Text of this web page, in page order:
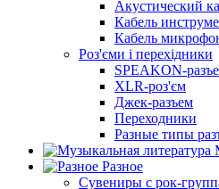
Акустический
Кабель
Кабель
Роз'єми і перехідники
SPEAKON-
XLR-роз'єм
Джек-разъем
Переходники
Разные типы
Разное
Сувениры с рок-